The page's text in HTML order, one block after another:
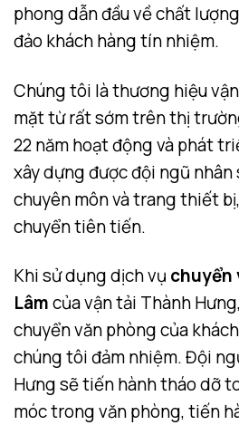
phong dẫn đầu về chất
đảo khách hàng tín nhiệm.
Chúng tôi là thương hiệu
mặt từ rất sớm trên thị
22 năm hoạt động và phát
xây dựng được đội ngũ nhân
chuyên môn và trang thiết
chuyển tiên tiến.
Khi sử dụng dịch vụ chuyển
Lâmcủa vận tải Thành
chuyển văn phòng của
chúng tôi đảm nhiệm. Đội
Hưng sẽ tiến hành tháo dỡ
móc trong văn phòng, tiến